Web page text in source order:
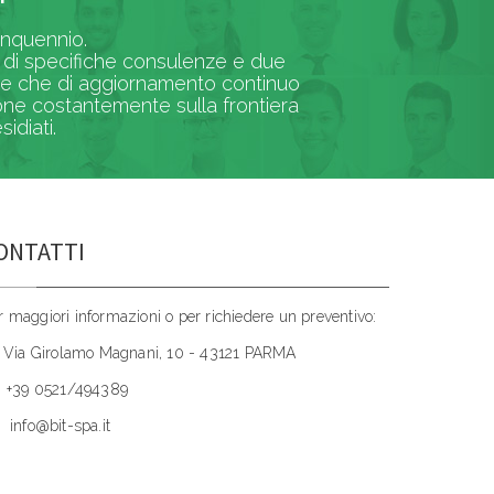
specifiche consulenze e due
che di aggiornamento continuo
costantemente sulla frontiera
maggiori informazioni o per richiedere un preventivo:
Via Girolamo Magnani, 10 - 43121 PARMA
+39 0521/494389
info@bit-spa.it